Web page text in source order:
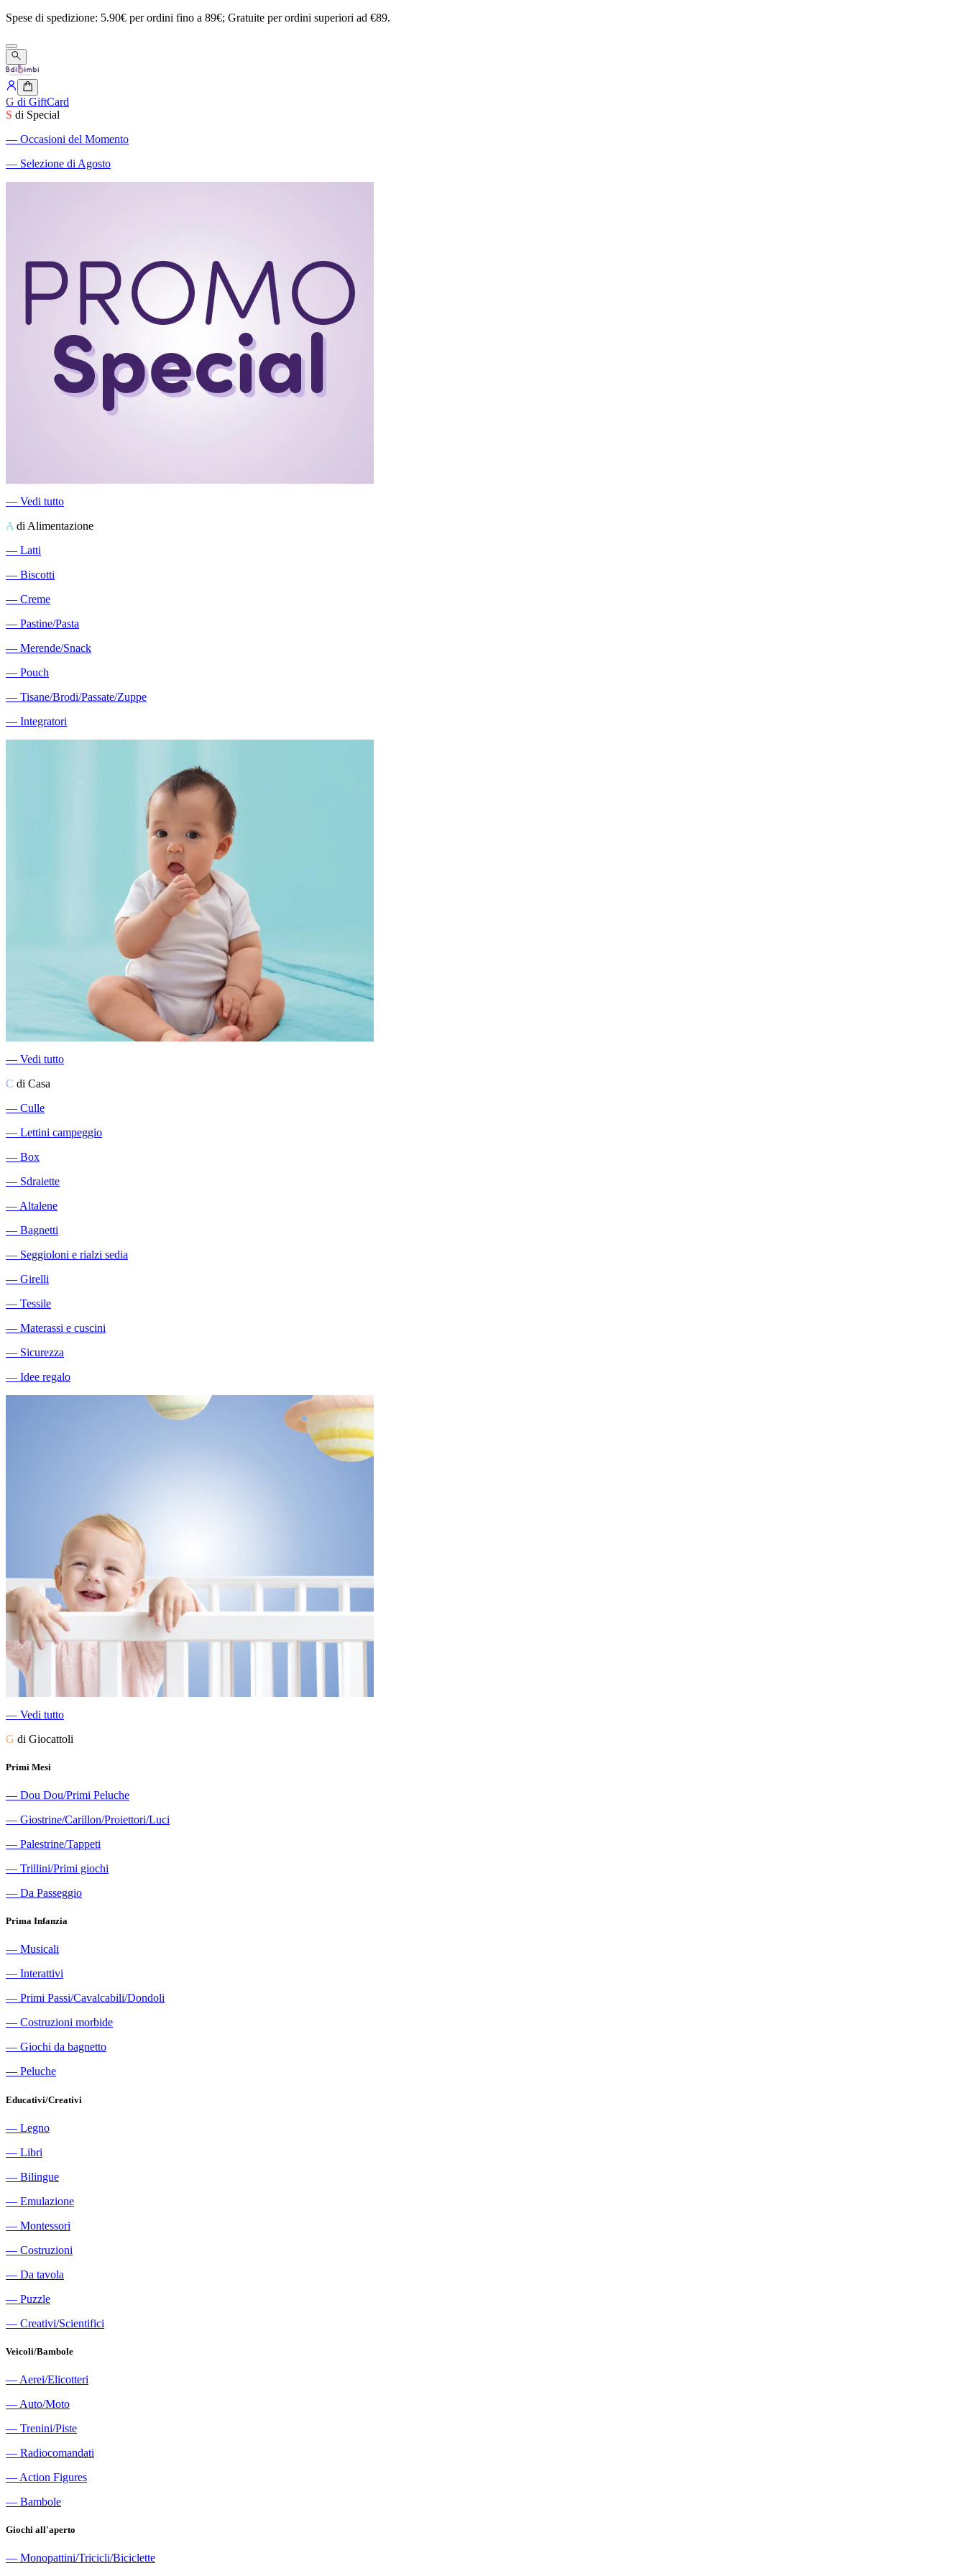
Spese di spedizione: 5.90€ perordini fino a 89€; Gratuite perordini superiori ad €89.
G di GiftCard
S di Special
― Occasioni del Momento
― Selezione di Agosto
― Vedi tutto
A di Alimentazione
― Latti
― Biscotti
― Creme
― Pastine/Pasta
― Merende/Snack
― Pouch
― Tisane/Brodi/Passate/Zuppe
― Integratori
― Vedi tutto
C di Casa
― Culle
― Lettini campeggio
― Box
― Sdraiette
― Altalene
― Bagnetti
― Seggioloni e rialzi sedia
― Girelli
― Tessile
― Materassi e cuscini
― Sicurezza
― Idee regalo
― Vedi tutto
G di Giocattoli
Primi Mesi
― Dou Dou/Primi Peluche
― Giostrine/Carillon/Proiettori/Luci
― Palestrine/Tappeti
― Trillini/Primi giochi
― Da Passeggio
Prima Infanzia
― Musicali
― Interattivi
― Primi Passi/Cavalcabili/Dondoli
― Costruzioni morbide
― Giochi da bagnetto
― Peluche
Educativi/Creativi
― Legno
― Libri
― Bilingue
― Emulazione
― Montessori
― Costruzioni
― Da tavola
― Puzzle
― Creativi/Scientifici
Veicoli/Bambole
― Aerei/Elicotteri
― Auto/Moto
― Trenini/Piste
― Radiocomandati
― Action Figures
― Bambole
Giochi all'aperto
― Monopattini/Tricicli/Biciclette